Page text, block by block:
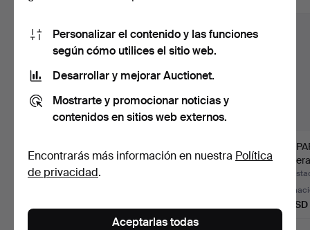
mesa, 2 puntos de luz,
…Subastado 5 ago 2026
& GIANCARLO
74 USD
Personalizar el contenido y las funciones
según cómo utilices el sitio web.
Desarrollar y mejorar Auctionet.
Mostrarte y promocionar noticias y
contenidos en sitios web externos.
Encontrarás más información en nuestra Política
de privacidad.
Aceptarlas todas